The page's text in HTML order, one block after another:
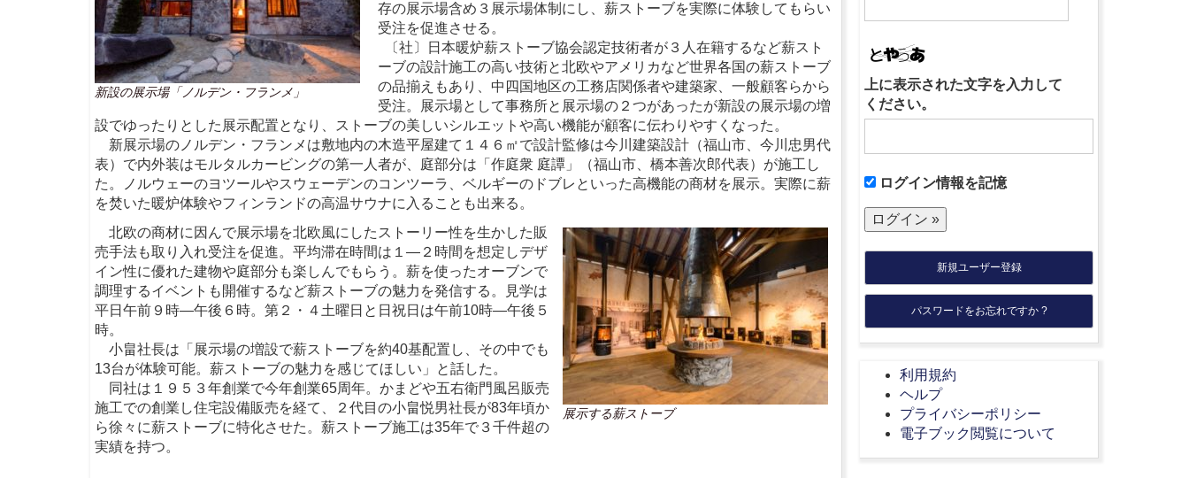
新設の展示場「ノルデン・フランメ」
存の展示場含め３展示場体制にし、薪ストーブを実際に体験してもらい
受注を促進させる。
〔社〕日本暖炉薪ストーブ協会認定技術者が３人在籍するなど薪スト
ーブの設計施工の高い技術と北欧やアメリカなど世界各国の薪ストーブ
の品揃えもあり、中四国地区の工務店関係者や建築家、一般顧客らから
受注。展示場として事務所と展示場の２つがあったが新設の展示場の増
設でゆったりとした展示配置となり、ストーブの美しいシルエットや高い機能が顧客に伝わりやすくなった。
新展示場のノルデン・フランメは敷地内の木造平屋建て１４６㎡で設計監修は今川建築設計（福山市、今川忠男代
表）で内外装はモルタルカービングの第一人者が、庭部分は「作庭衆 庭譚」（福山市、橋本善次郎代表）が施工し
た。ノルウェーのヨツールやスウェーデンのコンツーラ、ベルギーのドブレといった高機能の商材を展示。実際に薪
を焚いた暖炉体験やフィンランドの高温サウナに入ることも出来る。
展示する薪ストーブ
北欧の商材に因んで展示場を北欧風にしたストーリー性を生かした販
売手法も取り入れ受注を促進。平均滞在時間は１―２時間を想定しデザ
イン性に優れた建物や庭部分も楽しんでもらう。薪を使ったオーブンで
調理するイベントも開催するなど薪ストーブの魅力を発信する。見学は
平日午前９時―午後６時。第２・４土曜日と日祝日は午前10時―午後５
時。
小畠社長は「展示場の増設で薪ストーブを約40基配置し、その中でも
13台が体験可能。薪ストーブの魅力を感じてほしい」と話した。
同社は１９５３年創業で今年創業65周年。かまどや五右衛門風呂販売
施工での創業し住宅設備販売を経て、２代目の小畠悦男社長が83年頃か
ら徐々に薪ストーブに特化させた。薪ストーブ施工は35年で３千件超の
実績を持つ。
上に表示された文字を入力して
ください。
ログイン情報を記憶
新規ユーザー登録
パスワードをお忘れですか ?
利用規約
ヘルプ
プライバシーポリシー
電子ブック閲覧について